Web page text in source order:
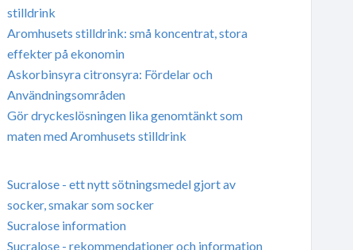
stilldrink
Aromhusets stilldrink: små koncentrat, stora
effekter på ekonomin
Askorbinsyra citronsyra: Fördelar och
Användningsområden
Gör dryckeslösningen lika genomtänkt som
maten med Aromhusets stilldrink
Sucralose - ett nytt sötningsmedel gjort av
socker, smakar som socker
Sucralose information
Sucralose - rekommendationer och information